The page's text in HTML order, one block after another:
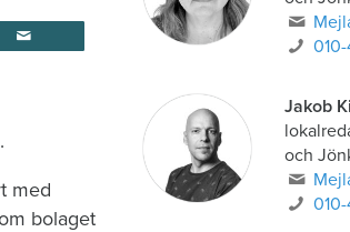
med
bolaget
Jakob
och